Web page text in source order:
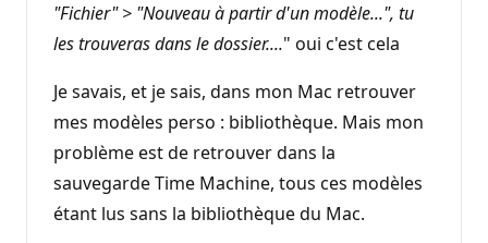
"Fichier" > "Nouveau à partir d'un modèle...", tu
les trouveras dans le dossier...." oui c'est cela
Je savais, et je sais, dans mon Mac retrouver
mes modèles perso : bibliothèque. Mais mon
problème est de retrouver dans la
sauvegarde Time Machine, tous ces modèles
étant lus sans la bibliothèque du Mac.